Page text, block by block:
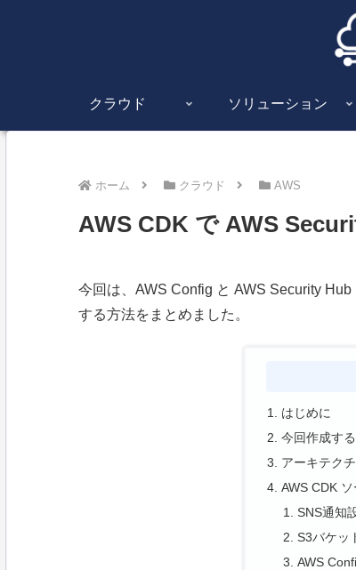
クラウド ソリューション
ホーム クラウド AWS
AWS CDK で AWS
今回は、AWS Config と AWS Security
する方法をまとめました。
はじめに
今回作成す
アーキテク
AWS CDK
SNS通知
S3バケッ
AWS